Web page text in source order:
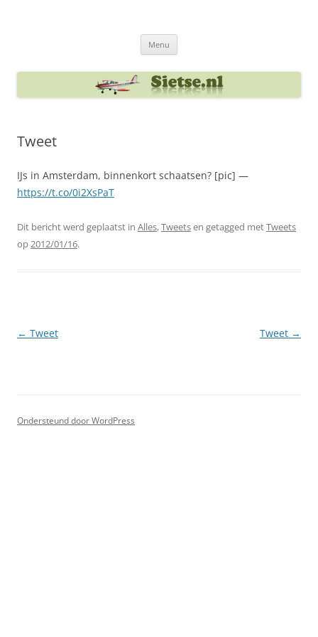
Menu
Tweet
IJs in Amsterdam, binnenkort schaatsen? [pic] —
https://t.co/0i2XsPaT
Dit bericht werd geplaatst in Alles,Tweetsen getagged metTweets
op2012/01/16.
Berichtnavigatie
← Tweet Tweet →
Ondersteund door WordPress